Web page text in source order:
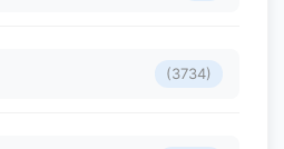
(3734)